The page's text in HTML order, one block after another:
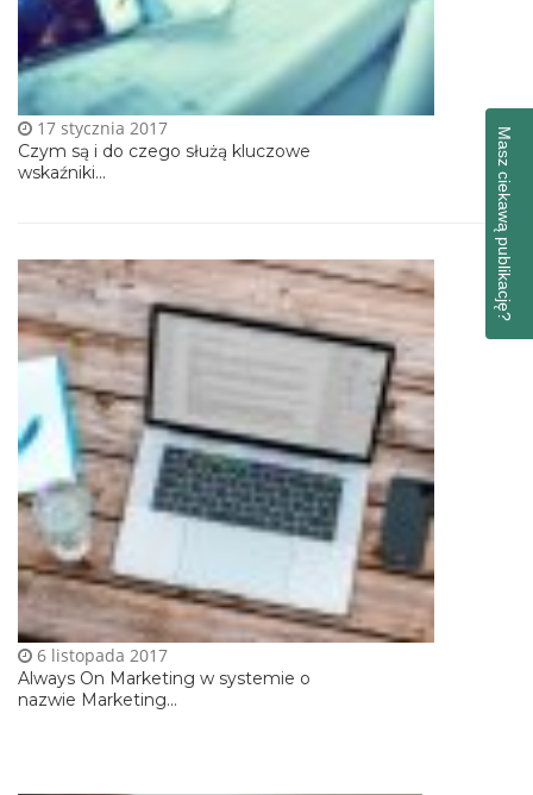
Czym są i do czego służą kluczowe
wskaźniki...
17 stycznia 2017
Always On Marketing w systemie o
nazwie Marketing...
6 listopada 2017
Masz ciekawą publikację?